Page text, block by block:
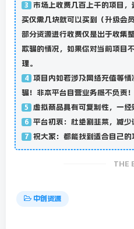
3 市场上收费几百上千的项目，
买仅需几块就可以买到（升级会
部分资源进行收费仅是出于收集
欺骗的情况，如果你对当前项目
理。
4 项目内如若涉及网络充值等情
骗！非本平台自营业务概不负责！
5 虚拟商品具有可复制性，一经
6 平台初衷：杜绝割韭菜，减少
7 祝大家：都能找到适合自己的
THE
中创资源